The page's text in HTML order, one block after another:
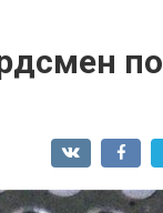
по